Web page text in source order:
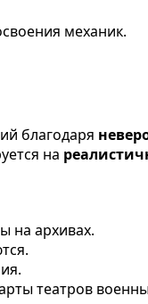
механик.
благодаря
на
на архивах.
театров